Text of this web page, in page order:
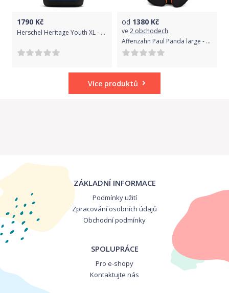
1790 Kč
Herschel Heritage Youth XL - mid grey crosshatch/medieval blue crosshatch/black crosshatch uni
od 1380 Kč
ve 2 obchodech
Affenzahn Paul Panda large - White uni
Více produktů
ZÁKLADNÍ INFORMACE
Podmínky užití
Zpracování osobních údajů
Obchodní podmínky
SPOLUPRÁCE
Pro e-shopy
Kontaktujte nás